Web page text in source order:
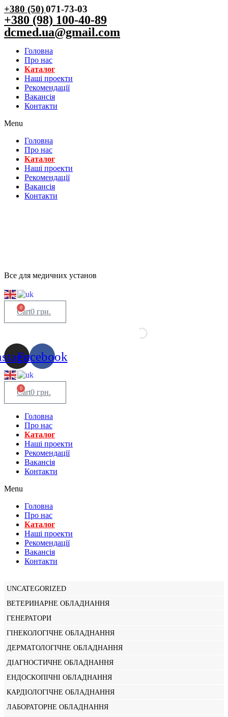
+380 (50)071-73-03
+380 (98) 100-40-89
dcmed.ua@gmail.com
Головна
Про нас
Каталог
Нашi проекти
Рекомендації
Вакансiя
Контакти
Menu
Головна
Про нас
Каталог
Нашi проекти
Рекомендації
Вакансiя
Контакти
Все для медичних установ
0 грн.
0
Cart
Facebook
0 грн.
0
Cart
Головна
Про нас
Каталог
Нашi проекти
Рекомендації
Вакансiя
Контакти
Menu
Головна
Про нас
Каталог
Нашi проекти
Рекомендації
Вакансiя
Контакти
UNCATEGORIZED
ВЕТЕРИНАРНЕ ОБЛАДНАННЯ
ГЕНЕРАТОРИ
ГІНЕКОЛОГІЧНЕ ОБЛАДНАННЯ
ДЕРМАТОЛОГІЧНЕ ОБЛАДНАННЯ
ДІАГНОСТИЧНЕ ОБЛАДНАННЯ
ЕНДОСКОПІЧНІ ОБЛАДНАННЯ
КАРДІОЛОГІЧНЕ ОБЛАДНАННЯ
ЛАБОРАТОРНЕ ОБЛАДНАННЯ